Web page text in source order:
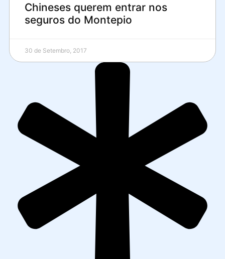
Chineses querem entrar nos
seguros do Montepio
30 de Setembro, 2017